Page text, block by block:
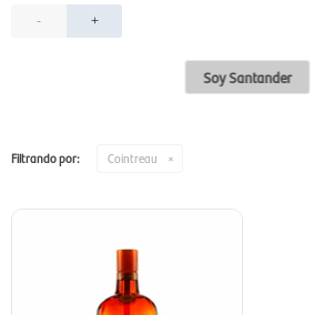
- +
Soy Santander
Filtrando por: Cointreau